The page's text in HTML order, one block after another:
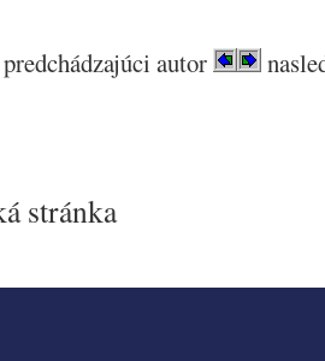
predchádzajúci autor
stránka